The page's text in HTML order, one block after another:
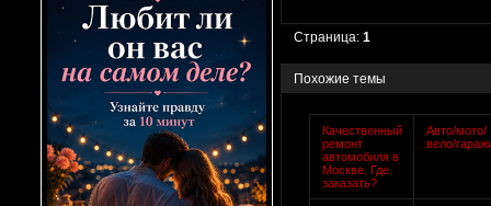
Страница:1
Похожие темы
Качественный
ремонт
автомобиля в
Москве. Где
заказать?
Авто/мото/
вело/